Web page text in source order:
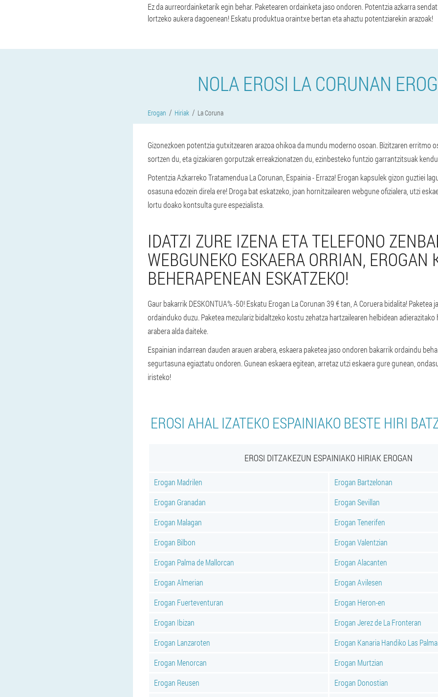
Ez da aurreordainketarik egin behar. Paketearen ordainketa jaso ondoren. Potentzia azkarra
lortzeko aukera dagoenean! Eskatu produktua oraintxe bertan eta ahaztu potentziarekin arazoak!
NOLA EROSI LA CORUNAN
Erogan Hiriak La Coruna
Gizonezkoen potentzia gutxitzearen arazoa ohikoa da mundu moderno osoan. Bizitzaren erritmo
sortzen du, eta gizakiaren gorputzak erreakzionatzen du, ezinbesteko funtzio garrantzitsuak
Potentzia Azkarreko Tratamendua La Corunan, Espainia - Erraza! Erogan kapsulek gizon guztiei
osasuna edozein direla ere! Droga bat eskatzeko, joan hornitzailearen webgune ofizialera, utzi
lortu doako kontsulta gure espezialista.
IDATZI ZURE IZENA ETA TELEFONO
WEBGUNEKO ESKAERA ORRIAN, EROGAN
BEHERAPENEAN ESKATZEKO!
Gaur bakarrik DESKONTUA% -50! Eskatu Erogan La Corunan 39 € tan, A Coruera bidalita! Paketea
ordainduko duzu. Paketea mezulariz bidaltzeko kostu zehatza hartzailearen helbidean
arabera alda daiteke.
Espainian indarrean dauden arauen arabera, eskaera paketea jaso ondoren bakarrik ordaindu
segurtasuna egiaztatu ondoren. Gunean eskaera egitean, arretaz utzi eskaera gure gunean,
iristeko!
EROSI AHAL IZATEKO ESPAINIAKO BESTE HIRI
EROSI DITZAKEZUN ESPAINIAKO HIRIAK EROGAN
Erogan Madrilen
Erogan Bartzelonan
Erogan Granadan
Erogan Sevillan
Erogan Malagan
Erogan Tenerifen
Erogan Bilbon
Erogan Valentzian
Erogan Palma de Mallorcan
Erogan Alacanten
Erogan Almerian
Erogan Avilesen
Erogan Fuerteventuran
Erogan Heron-en
Erogan Ibizan
Erogan Jerez de La Fronteran
Erogan Lanzaroten
Erogan Kanaria Handiko Las
Erogan Menorcan
Erogan Murtzian
Erogan Reusen
Erogan Donostian